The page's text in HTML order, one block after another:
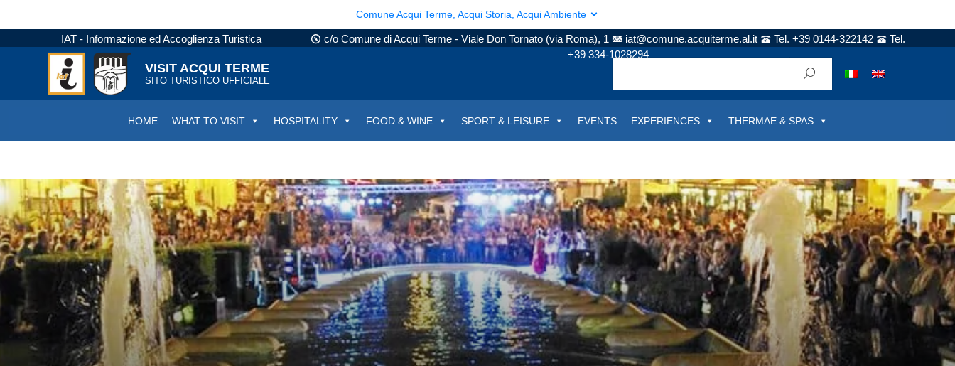
Comune Acqui Terme, Acqui Storia, Acqui Ambiente
IAT - Informazione ed Accoglienza Turistica c/o Comune di Acqui Terme - Viale Don Tornato (via Roma), 1 iat@comune.acquiterme.al.it Tel. +39 0144-322142
Tel.
+39 334-1028294
VISIT ACQUI TERME
SITO TURISTICO UFFICIALE
HOME WHAT TO VISIT HOSPITALITY FOOD & WINE SPORT & LEISURE EVENTS EXPERIENCES THERMAE & SPAS